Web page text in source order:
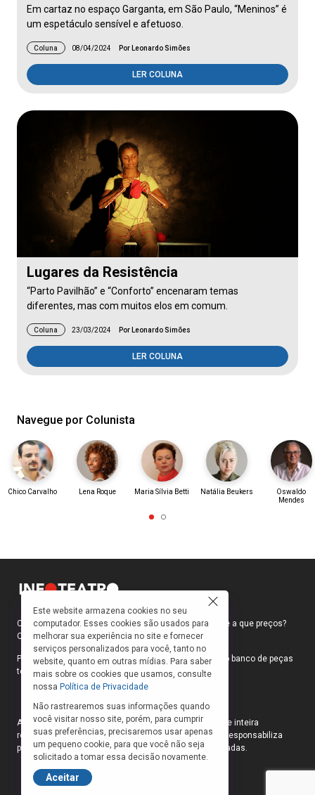
Em cartaz no espaço Garganta, em São Paulo, “Meninos” é
um espetáculo sensível e afetuoso.
Coluna 08/04/2024 Por Leonardo Simões
LER COLUNA
Lugares da Resistência
“Parto Pavilhão” e “Conforto” encenaram temas
diferentes, mas com muitos elos em comum.
Coluna 23/03/2024 Por Leonardo Simões
LER COLUNA
Navegue por Colunista
Chico Carvalho Lena Roque Maria Sílvia Betti Natália Beukers
Oswaldo
Mendes
Como faço para ir ao teatro? Onde compro ingressos e a que preços?
Quais peças estão em cartaz?
Para responder a essas e outras perguntas, criamos o banco de peças
teatrais do INFOTEATRO.
As informações das peças cadastradas no site são de inteira
responsabilidade das produções. O Infoteatro não se responsabiliza
pela atualização das informações das peças cadastradas.
Este website armazena cookies no seu
computador. Esses cookies são usados para
melhorar sua experiência no site e fornecer
serviços personalizados para você, tanto no
website, quanto em outras mídias. Para saber
mais sobre os cookies que usamos, consulte
nossa Política de Privacidade
Não rastrearemos suas informações quando
você visitar nosso site, porém, para cumprir
suas preferências, precisaremos usar apenas
um pequeno cookie, para que você não seja
solicitado a tomar essa decisão novamente.
Aceitar